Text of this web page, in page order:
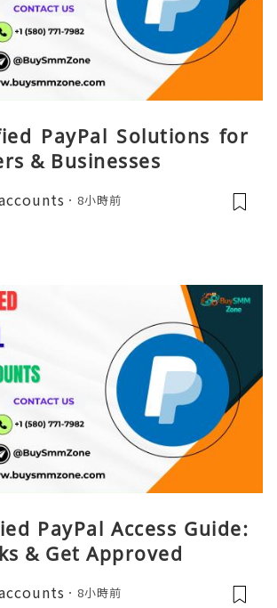
PayPal Solutions for
& Businesses
8小時前
PayPal Access Guide:
& Get Approved
8小時前